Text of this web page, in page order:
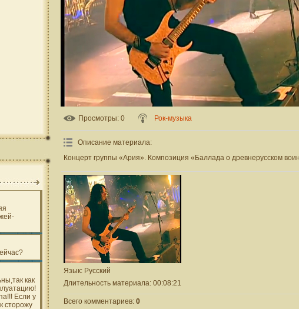
Просмотры: 0 Рок-музыка
Описание материала:
Концерт группы «Ария». Композиция «Баллада о древнерусском
Язык: Русский
Длительность материала: 00:08:21
Всего комментариев: 0